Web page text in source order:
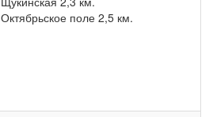
Октябрьское поле 2,5 км.